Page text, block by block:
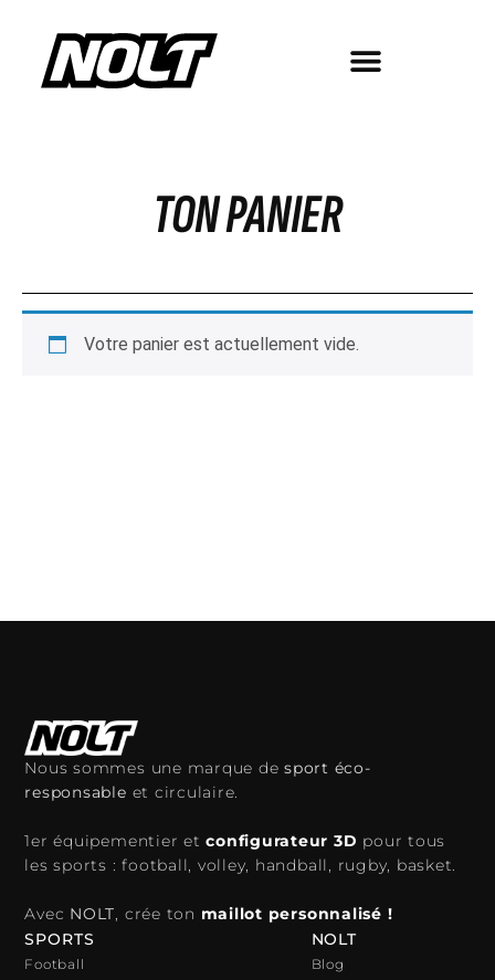
TON PANIER
Votre panier est actuellement vide.
Nous sommes une marque desport éco-
responsable et circulaire.
1er équipementier etconfigurateur 3D pour tous
les sports : football, volley, handball, rugby, basket.
Avec NOLT, crée ton maillot personnalisé !
SPORTS
Football
NOLT
Blog